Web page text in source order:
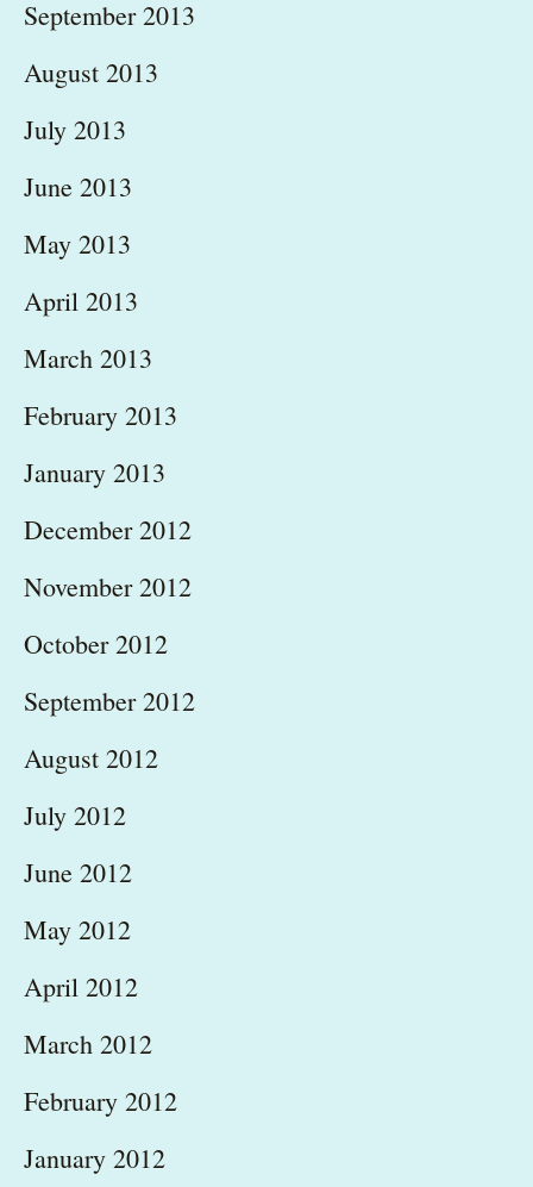
September 2013
August 2013
July 2013
June 2013
May 2013
April 2013
March 2013
February 2013
January 2013
December 2012
November 2012
October 2012
September 2012
August 2012
July 2012
June 2012
May 2012
April 2012
March 2012
February 2012
January 2012